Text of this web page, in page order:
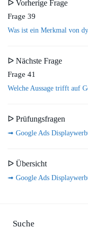
ᐅ Vorherige Frage
Frage 39
Was ist ein Merkmal von
ᐅ Nächste Frage
Frage 41
Welche Aussage trifft auf
ᐅ Prüfungsfragen
➟ Google Ads
ᐅ Übersicht
➟ Google Ads
Suche